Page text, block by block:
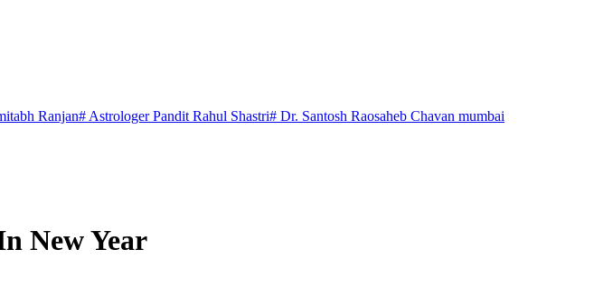
Ranjan# Astrologer Pandit Rahul Shastri# Dr. Santosh Raosaheb Chavan mumbai
New Year